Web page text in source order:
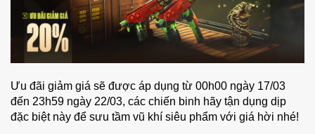
Ưu đãi giảm giá sẽ được áp dụng từ 00h00 ngày 17/03
đến 23h59 ngày 22/03, các chiến binh hãy tận dụng dịp
đặc biệt này để sưu tầm vũ khí siêu phẩm với giá hời nhé!